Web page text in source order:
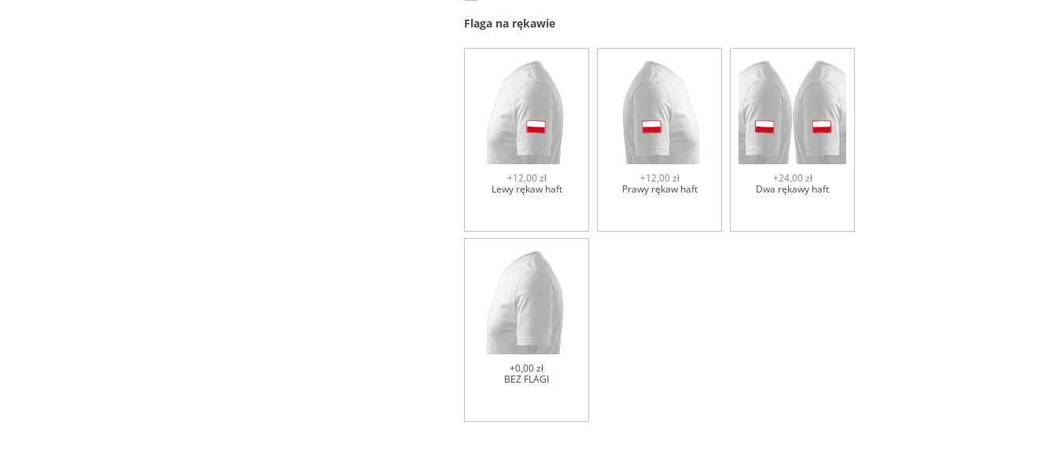
Flaga na rękawie
Lewy rękaw haft
+12,00 zł
Prawy rękaw haft
+12,00 zł
Dwa rękawy haft
+24,00 zł
BEZ FLAGI
+0,00 zł